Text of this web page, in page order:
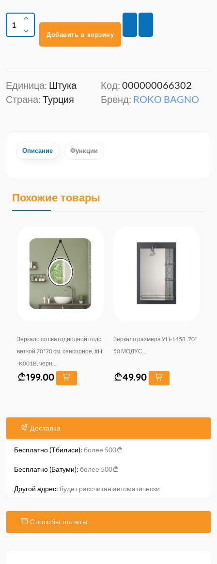
Добавить в корзину
Единица: Штука
Страна: Турция
Код: 000000066302
Бренд: ROKO BAGNO
Описание Функции
Похожие товары
Зеркало со светодиодной подс
веткой 70*70 см, сенсорное, #H
-K001B, черн...
199.00
Зеркало размера YH-1458. 70*
50 МОДУС...
49.90
Доставка
Бесплатно (Тбилиси): более 500
Бесплатно (Батуми): более 500
Другой адрес: будет рассчитан автоматически
Способы оплаты